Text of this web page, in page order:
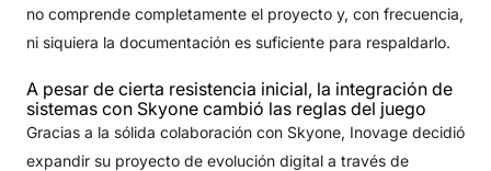
no comprende completamente el proyecto y, con frecuencia,
ni siquiera la documentación es suficiente para respaldarlo.
A pesar de cierta resistencia inicial, la integración de
sistemas con Skyone cambió las reglas del juego
Gracias a la sólida colaboración con Skyone, Inovage decidió
expandir su proyecto de evolución digital a través de